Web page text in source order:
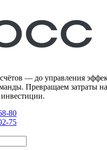
— до управления
Превращаем затраты
80
75